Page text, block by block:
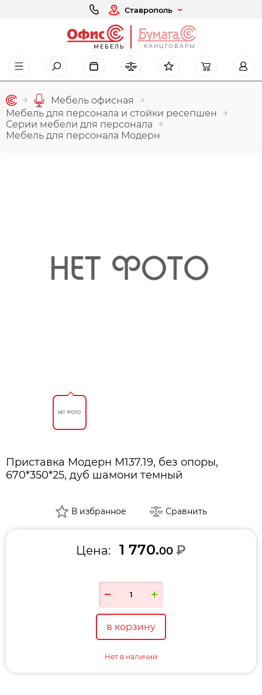
Ставрополь
МЕБЕЛЬ КАНЦТОВАРЫ
Мебель офисная
Мебель для персонала и стойки ресепшен
Серии мебели для персонала
Мебель для персонала Модерн
Приставка Модерн М137.19, без опоры,
670*350*25, дуб шамони темный
В избранное Сравнить
Цена: 1 770.00 ₽
в корзину
Нет в наличии